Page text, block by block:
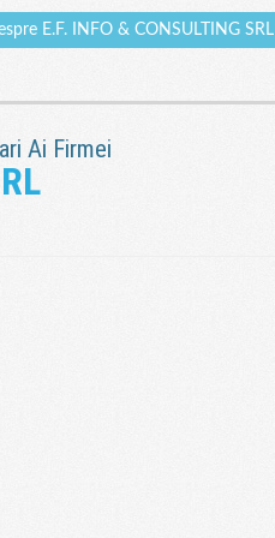
E.F. INFO & CONSULTING SRL
Ai Firmei